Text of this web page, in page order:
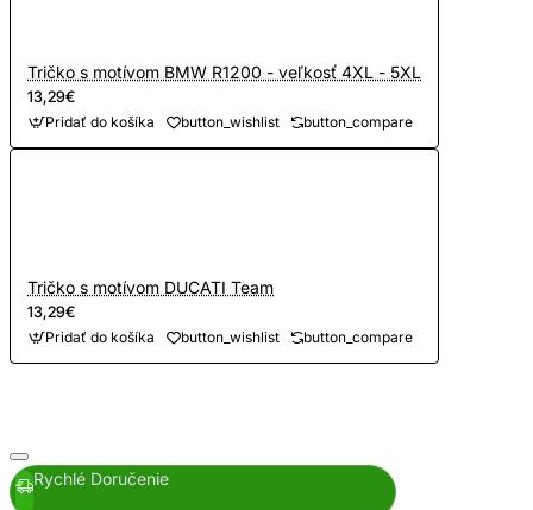
Tričko s motívom BMW R1200 - veľkosť 4XL - 5XL
13,29€
Pridať do košíka button_wishlist button_compare
Tričko s motívom DUCATI Team
13,29€
Pridať do košíka button_wishlist button_compare
Rychlé Doručenie